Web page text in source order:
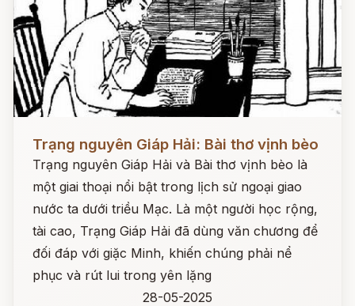
Trạng nguyên Giáp Hải: Bài thơ vịnh bèo
Trạng nguyên Giáp Hải và Bài thơ vịnh bèo là
một giai thoại nổi bật trong lịch sử ngoại giao
nước ta dưới triều Mạc. Là một người học rộng,
tài cao, Trạng Giáp Hải đã dùng văn chương để
đối đáp với giặc Minh, khiến chúng phải nể
phục và rút lui trong yên lặng
28-05-2025